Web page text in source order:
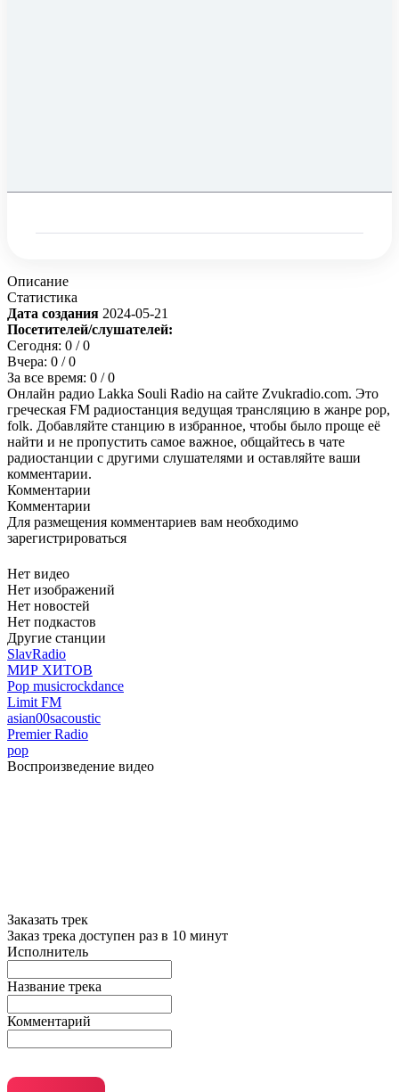
Описание
Статистика
Дата создания 2024-05-21
Посетителей/слушателей:
Сегодня: 0 / 0
Вчера: 0 / 0
За все время: 0 / 0
Онлайн радио Lakka Souli Radio на сайте Zvukradio.com. Это
греческая FM радиостанция ведущая трансляцию в жанре pop,
folk. Добавляйте станцию в избранное, чтобы было проще её
найти и не пропустить самое важное, общайтесь в чате
радиостанции с другими слушателями и оставляйте ваши
комментарии.
Комментарии
Комментарии
Для размещения комментариев вам необходимо
зарегистрироваться
Нет видео
Нет изображений
Нет новостей
Нет подкастов
Другие станции
SlavRadio
МИР ХИТОВ
Pop musicrockdance
Limit FM
asian00sacoustic
Premier Radio
pop
Воспроизведение видео
Заказать трек
Заказ трека доступен раз в 10 минут
Исполнитель
Название трека
Комментарий